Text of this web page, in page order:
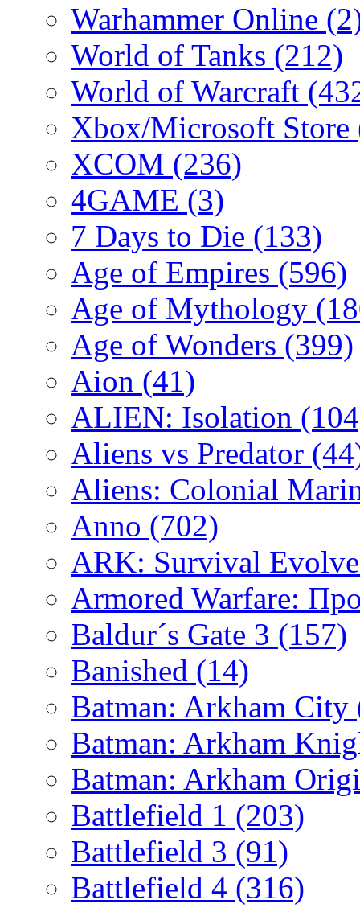
Warhammer Online
World of Tanks (212)
World of Warcraft
Xbox/Microsoft Store
XCOM (236)
4GAME (3)
7 Days to Die (133)
Age of Empires (596)
Age of Mythology
Age of Wonders (399)
Aion (41)
ALIEN: Isolation
Aliens vs Predator
Aliens: Colonial
Anno (702)
ARK: Survival
Armored Warfare:
Baldur´s Gate 3 (157)
Banished (14)
Batman: Arkham City
Batman: Arkham
Batman: Arkham
Battlefield 1 (203)
Battlefield 3 (91)
Battlefield 4 (316)